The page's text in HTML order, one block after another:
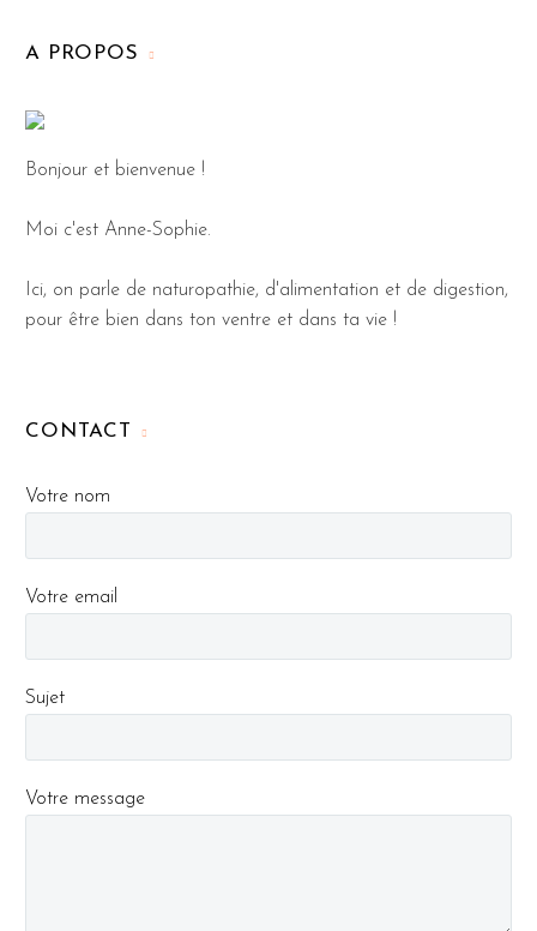
A PROPOS
Bonjour et bienvenue !
Moi c'est Anne-Sophie.
Ici, on parle de naturopathie, d'alimentation et de digestion,
pour être bien dans ton ventre et dans ta vie !
CONTACT
Votre nom
Votre email
Sujet
Votre message